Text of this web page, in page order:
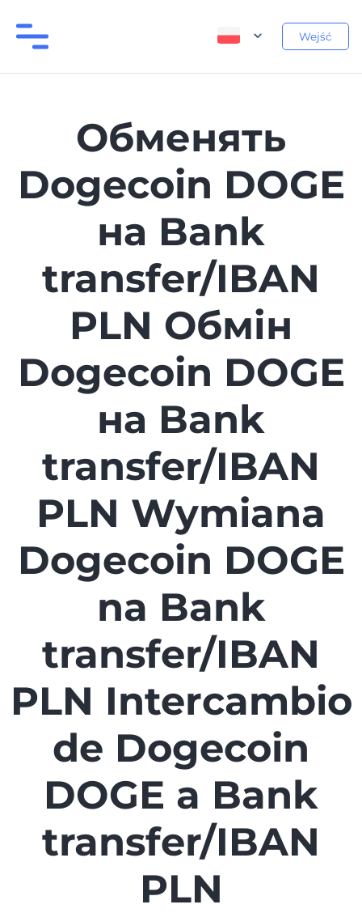
Wejść
Обменять
Dogecoin DOGE
на Bank
transfer/IBAN
PLN Обмін
Dogecoin DOGE
на Bank
transfer/IBAN
PLN Wymiana
Dogecoin DOGE
na Bank
transfer/IBAN
PLN Intercambio
de Dogecoin
DOGE a Bank
transfer/IBAN
PLN